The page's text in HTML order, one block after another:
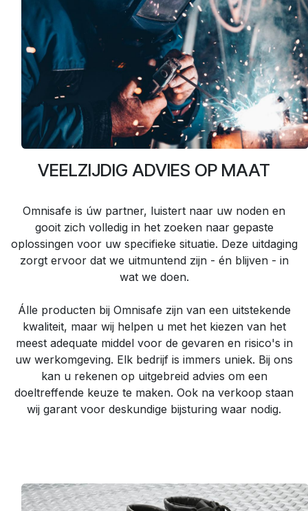
VEELZIJDIG ADVIES OP MAAT
Omnisafe is úw partner, luistert naar uw noden en
gooit zich volledig in het zoeken naar gepaste
oplossingen voor uw specifieke situatie. Deze uitdaging
zorgt ervoor dat we uitmuntend zijn - én blijven - in
wat we doen.
Álle producten bij Omnisafe zijn van een uitstekende
kwaliteit, maar wij helpen u met het kiezen van het
meest adequate middel voor de gevaren en risico's in
uw werkomgeving. Elk bedrijf is immers uniek. Bij ons
kan u rekenen op uitgebreid advies om een
doeltreffende keuze te maken. Ook na verkoop staan
wij garant voor deskundige bijsturing waar nodig.